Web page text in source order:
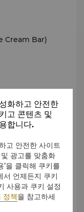
Cream Bar)
화하고 안전한
고 콘텐츠 및
합니다.
고 안전한 사이트
광고를 맞춤화
’을 클릭해 쿠키를
서 언제든지 쿠키
사용과 쿠키 설정
정책을 참고하세